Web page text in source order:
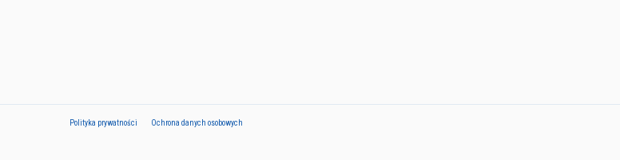
Polityka prywatności Ochrona danych osobowych